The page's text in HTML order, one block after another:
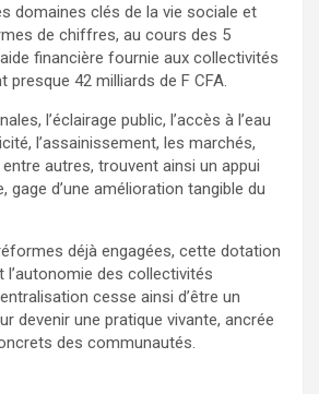
domaines clés de la vie sociale et
de chiffres, au cours des 5
financière fournie aux collectivités
presque 42 milliards de F CFA.
l’éclairage public, l’accès à l’eau
l’assainissement, les marchés,
autres, trouvent ainsi un appui
gage d’une amélioration tangible du
déjà engagées, cette dotation
des collectivités
cesse ainsi d’être un
devenir une pratique vivante, ancrée
des communautés.